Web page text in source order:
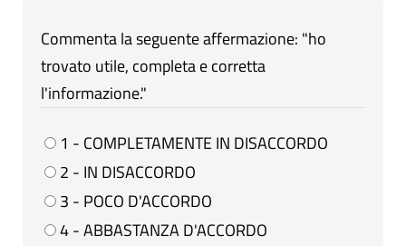
Commenta la seguente affermazione: "ho
trovato utile, completa e corretta
l'informazione."
1 - COMPLETAMENTE IN DISACCORDO
2 - IN DISACCORDO
3 - POCO D'ACCORDO
4 - ABBASTANZA D'ACCORDO